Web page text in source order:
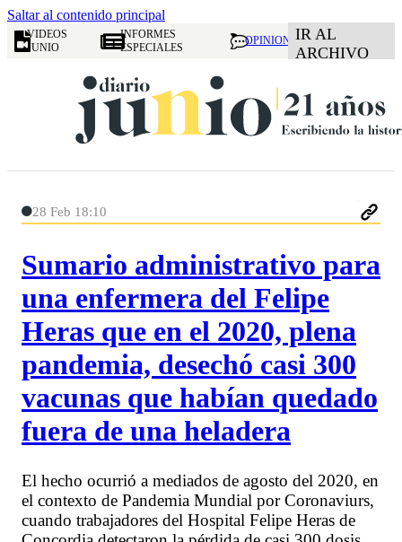
Saltar al contenido principal
VIDEOS
JUNIO
INFORMES
ESPECIALES
OPINION IR AL
ARCHIVO
28 Feb 18:10
Sumario administrativo para
una enfermera del Felipe
Heras que en el 2020, plena
pandemia, desechó casi 300
vacunas que habían quedado
fuera de una heladera
El hecho ocurrió a mediados de agosto del 2020, en
el contexto de Pandemia Mundial por Coronaviurs,
cuando trabajadores del Hospital Felipe Heras de